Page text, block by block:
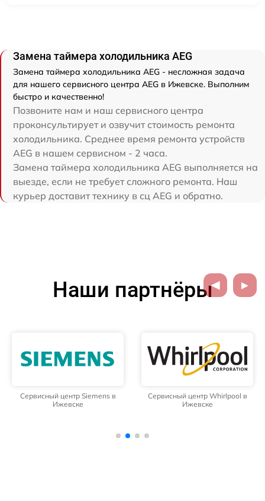
Замена таймера холодильника AEG
Замена таймера холодильника AEG - несложная задача
для нашего сервисного центра AEG в Ижевске. Выполним
быстро и качественно!
Позвоните нам и наш сервисного центра
проконсультирует и озвучит стоимость ремонта
холодильника. Среднее время ремонта устройств
AEG в нашем сервисном - 2 часа.
Замена таймера холодильника AEG выполняется на
выезде, если не требует сложного ремонта. Наш
курьер доставит технику в сц AEG и обратно.
Наши партнёры
Сервисный центр Siemens в
Ижевске
Сервисный центр Whirlpool в
Ижевске